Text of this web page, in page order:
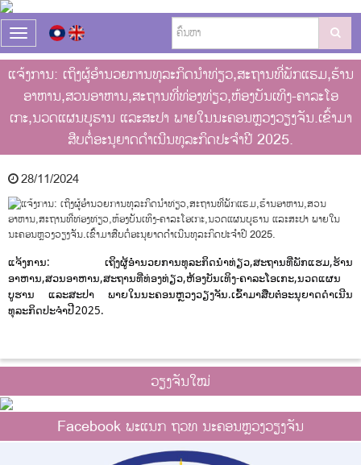
T
o
g
g
e
n
v
g
a
t
i
n
ແຈ້ງການ: ເຖິງຜູ້ອຳນວຍການທຸລະກິດນຳທ່ຽວ,ສະຖານທີ່ພັກແຮມ,ຮ້ານ
ອາຫານ,ສວນອາຫານ,ສະຖານທີ່ທ່ອງທ່ຽວ,ຫ້ອງບັນເທິງ-ຄາລະໂອ
ເກະ,ນວດແຜນບູຮານ ແລະສະປາ ພາຍໃນນະຄອນຫຼວງວຽງຈັນ.ເຂົ້າມາ
ສືບຕໍ່ອະນຸຍາດດຳເນີນທຸລະກິດປະຈຳປີ 2025.
28/11/2024
ແຈ້ງການ: ເຖິງຜູ້ອຳນວຍການທຸລະກິດນຳທ່ຽວ,ສະຖານທີ່ພັກແຮມ,ຮ້ານ
ອາຫານ,ສວນອາຫານ,ສະຖານທີ່ທ່ອງທ່ຽວ,ຫ້ອງບັນເທິງ-ຄາລະໂອເກະ,ນວດແຜນ
ບູຮານ ແລະສະປາ ພາຍໃນນະຄອນຫຼວງວຽງຈັນ.ເຂົ້າມາສືບຕໍ່ອະນຸຍາດດຳເນີນ
ທຸລະກິດປະຈຳປີ 2025.
ວຽງຈັນໃໝ່
Facebook ພະແນກ ຖວທ ນະຄອນຫຼວງວຽງຈັນ